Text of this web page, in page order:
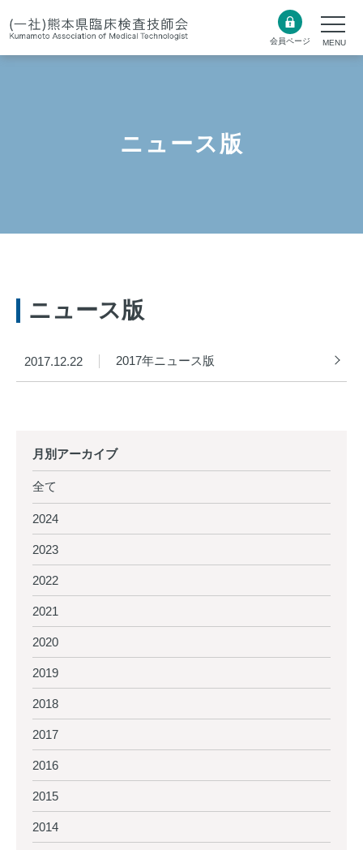
会員ページ
ニュース版
ニュース版
2017.12.22 2017年ニュース版
月別アーカイブ
全て
2024
2023
2022
2021
2020
2019
2018
2017
2016
2015
2014